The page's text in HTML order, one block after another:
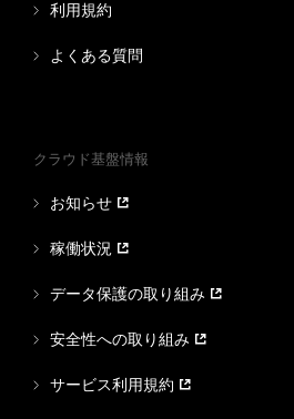
利用規約
よくある質問
クラウド基盤情報
お知らせ
稼働状況
データ保護の取り組み
安全性への取り組み
サービス利用規約